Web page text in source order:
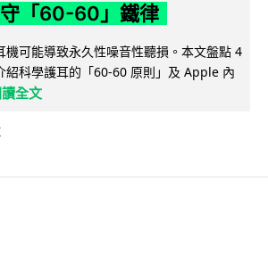
「60-60」鐵律
機可能導致永久性噪音性聽損。本文盤點 4
紹科學護耳的「60-60 原則」及 Apple 內
讀全文